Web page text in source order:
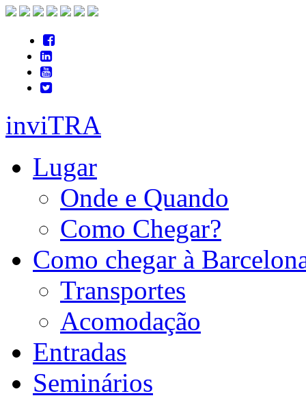
inviTRA
Lugar
Onde e Quando
Como Chegar?
Como chegar à
Transportes
Acomodação
Entradas
Seminários